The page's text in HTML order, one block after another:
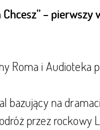
–
Roma i Audioteka
bazujący na
przez rockowy